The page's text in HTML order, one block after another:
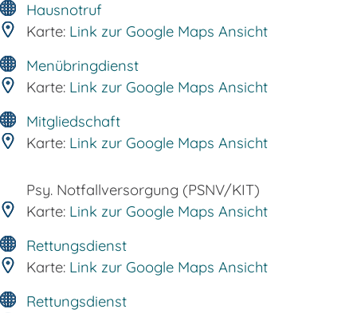
Hausnotruf
Karte: Link zur Google Maps Ansicht
Menübringdienst
Karte: Link zur Google Maps Ansicht
Mitgliedschaft
Karte: Link zur Google Maps Ansicht
Psy. Notfallversorgung (PSNV/KIT)
Karte: Link zur Google Maps Ansicht
Rettungsdienst
Karte: Link zur Google Maps Ansicht
Rettungsdienst